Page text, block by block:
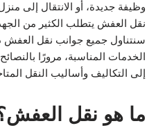
وظيفة جديدة، أو الانتقال إلى
نقل العفش يتطلب الكثير من
سنتناول جميع جوانب نقل العفش
الخدمات المناسبة، مرورًا
إلى التكاليف وأساليب النقل
ما هو نقل